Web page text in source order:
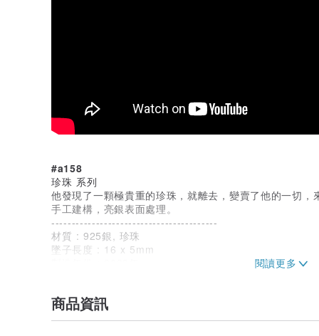
#a158
珍珠 系列
他發現了一顆極貴重的珍珠，就離去，變賣了他的一切
手工建構，亮銀表面處理。
-----------------------------------------
材質 : 925銀, 珍珠
墜子長度 : 16 x 5mm
about YUNSHAO Jewelry
商品資訊